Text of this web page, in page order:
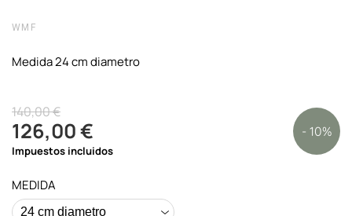
WMF
Medida 24 cm diametro
140,00 €
126,00 € - 10%
Impuestos incluidos
MEDIDA